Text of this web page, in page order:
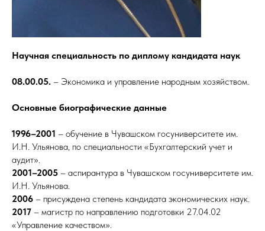
Научная специальность по диплому кандидата наук
08.00.05. – Экономика и управление народным хозяйством.
Основные биографические данные
1996–2001 – обучение в Чувашском госуниверситете им.
И.Н. Ульянова, по специальности «Бухгалтерский учет и
аудит».
2001–2005 – аспирантура в Чувашском госуниверситете им.
И.Н. Ульянова.
2006 – присуждена степень кандидата экономических наук.
2017 – магистр по направлению подготовки 27.04.02
«Управление качеством».